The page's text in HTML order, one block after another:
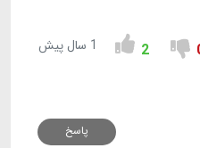
2 1 سال پیش
پاسخ